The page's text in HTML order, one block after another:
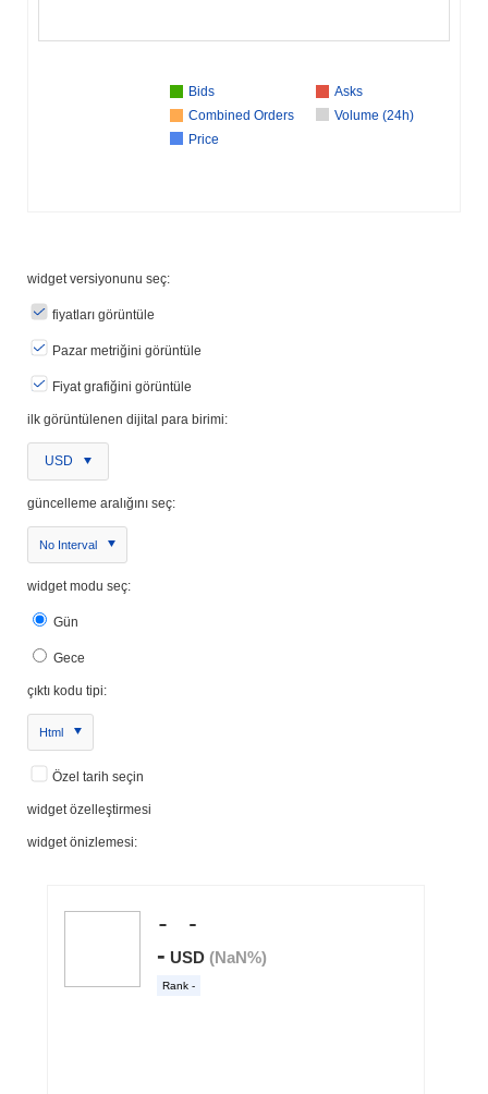
Bids
Asks
Combined Orders
Volume (24h)
Price
widget versiyonunu seç:
fiyatları görüntüle
Pazar metriğini görüntüle
Fiyat grafiğini görüntüle
ilk görüntülenen dijital para birimi:
USD
güncelleme aralığını seç:
No Interval
widget modu seç:
Gün
Gece
çıktı kodu tipi:
Html
Özel tarih seçin
widget özelleştirmesi
widget önizlemesi: